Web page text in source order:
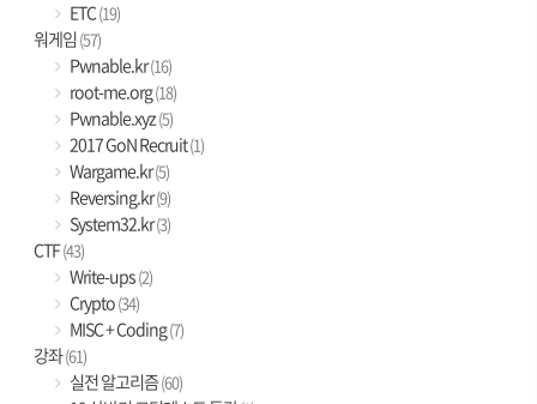
ETC(19)
워게임(57)
Pwnable.kr(16)
root-me.org(18)
Pwnable.xyz(5)
2017 GoN Recruit(1)
Wargame.kr(5)
Reversing.kr(9)
System32.kr(3)
CTF(43)
Write-ups(2)
Crypto(34)
MISC + Coding(7)
강좌(61)
실전 알고리즘(60)